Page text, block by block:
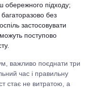
обережного підходу;
без
застосовувати
поступово
важливо поєднати три
час і правильну
стає не витратою, а